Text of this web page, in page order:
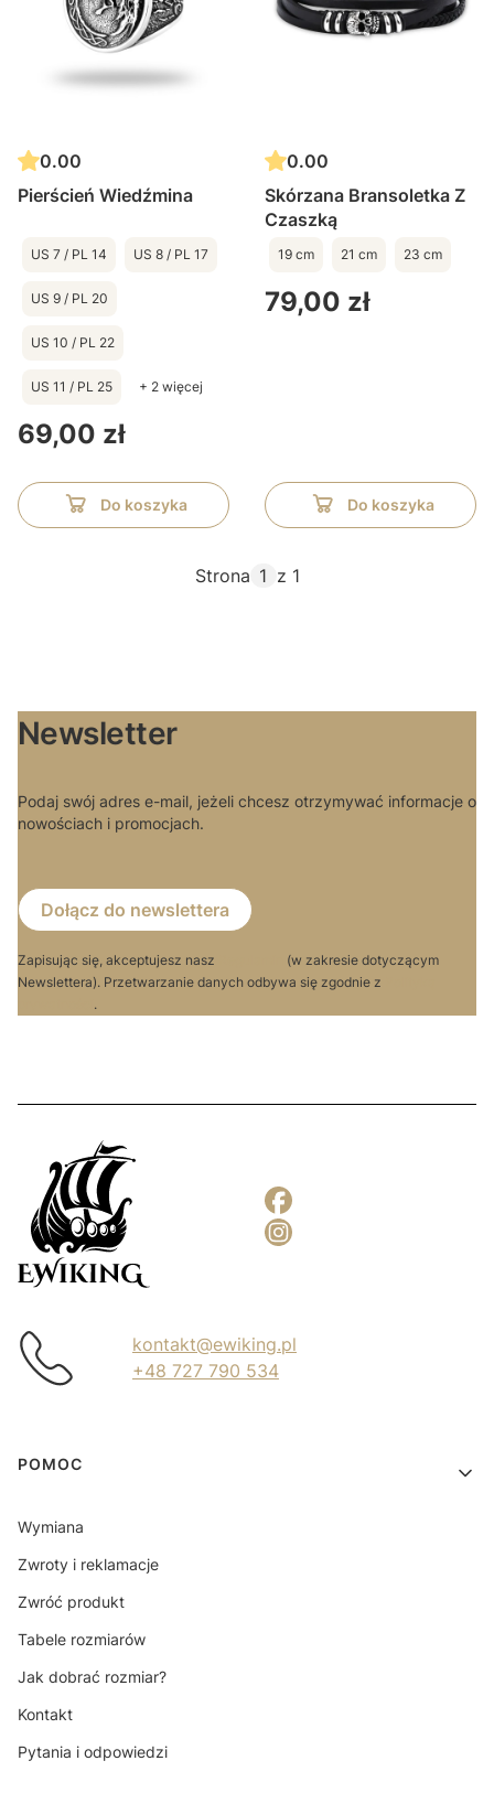
0.00
Pierścień Wiedźmina
US 7 / PL 14 US 8 / PL 17
US 9 / PL 20
US 10 / PL 22
US 11 / PL 25 + 2 więcej
Cena
69,00 zł
Do koszyka
0.00
Skórzana Bransoletka Z
Czaszką
19 cm 21 cm 23 cm
Cena
79,00 zł
Do koszyka
Strona z 1
Newsletter
Podaj swój adres e-mail, jeżeli chcesz otrzymywać informacje o
nowościach i promocjach.
Dołącz do newslettera
Zapisując się, akceptujesz nasz
(w zakresie dotyczącym
Newslettera). Przetwarzanie danych odbywa się zgodnie z
.
kontakt@ewiking.pl
+48 727 790 534
Linki w stopce
POMOC
Wymiana
Zwroty i reklamacje
Zwróć produkt
Tabele rozmiarów
Jak dobrać rozmiar?
Kontakt
Pytania i odpowiedzi